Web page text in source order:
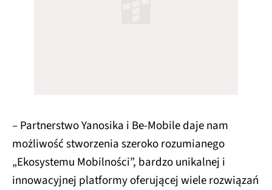
– Partnerstwo Yanosika i Be-Mobile daje nam
możliwość stworzenia szeroko rozumianego
„Ekosystemu Mobilności”, bardzo unikalnej i
innowacyjnej platformy oferującej wiele rozwiązań